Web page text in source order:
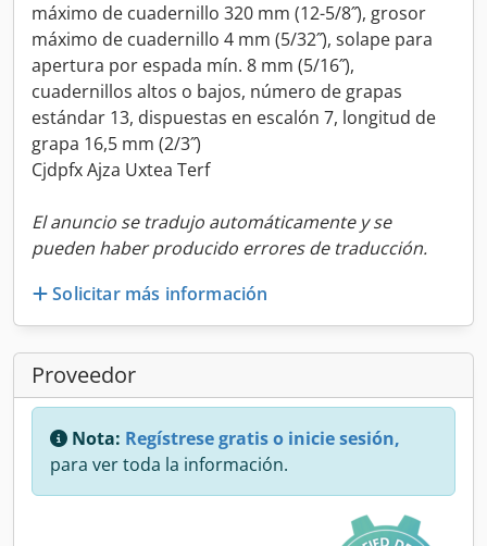
máximo de cuadernillo 320 mm (12-5/8˝), grosor
máximo de cuadernillo 4 mm (5/32˝), solape para
apertura por espada mín. 8 mm (5/16˝),
cuadernillos altos o bajos, número de grapas
estándar 13, dispuestas en escalón 7, longitud de
grapa 16,5 mm (2/3˝)
Cjdpfx Ajza Uxtea Terf
El anuncio se tradujo automáticamente y se
pueden haber producido errores de traducción.
Solicitar más información
Proveedor
Nota: Regístrese gratis o inicie sesión,
para ver toda la información.